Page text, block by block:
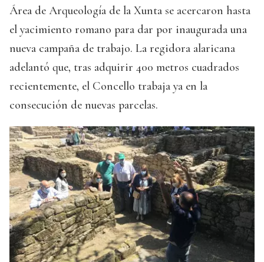
Área de Arqueología de la Xunta se acercaron hasta
el yacimiento romano para dar por inaugurada una
nueva campaña de trabajo. La regidora alaricana
adelantó que, tras adquirir 400 metros cuadrados
recientemente, el Concello trabaja ya en la
consecución de nuevas parcelas.